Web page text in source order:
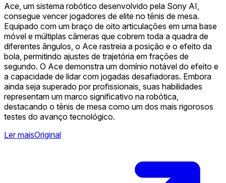
Ace, um sistema robótico desenvolvido pela Sony AI,
consegue vencer jogadores de elite no tênis de mesa.
Equipado com um braço de oito articulações em uma base
móvel e múltiplas câmeras que cobrem toda a quadra de
diferentes ângulos, o Ace rastreia a posição e o efeito da
bola, permitindo ajustes de trajetória em frações de
segundo. O Ace demonstra um domínio notável do efeito e
a capacidade de lidar com jogadas desafiadoras. Embora
ainda seja superado por profissionais, suas habilidades
representam um marco significativo na robótica,
destacando o tênis de mesa como um dos mais rigorosos
testes do avanço tecnológico.
Ler maisOriginal